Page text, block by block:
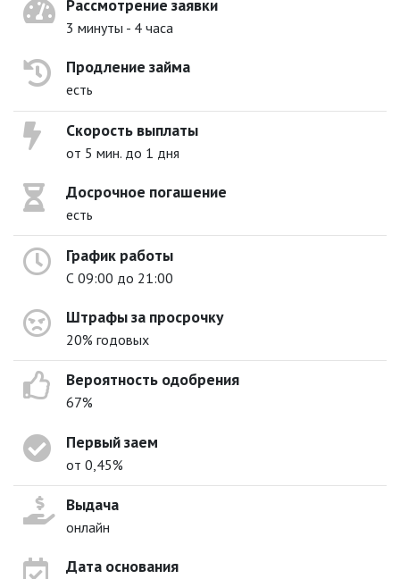
Рассмотрение заявки
3 минуты - 4 часа
Продление займа
есть
Скорость выплаты
от 5 мин. до 1 дня
Досрочное погашение
есть
График работы
С 09:00 до 21:00
Штрафы за просрочку
20% годовых
Вероятность одобрения
67%
Первый заем
от 0,45%
Выдача
онлайн
Дата основания